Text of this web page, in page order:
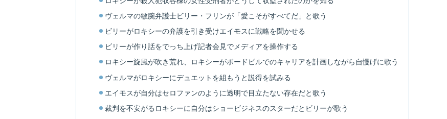
ヴェルマの敏腕弁護士ビリー・フリンが「愛こそがすべてだ」と歌う
ビリーがロキシーの弁護を引き受けエイモスに戦略を聞かせる
ビリーが作り話をでっち上げ記者会見でメディアを操作する
ロキシー旋風が吹き荒れ、ロキシーがボードビルでのキャリアを計画しながら自慢げに歌う
ヴェルマがロキシーにデュエットを組もうと説得を試みる
エイモスが自分はセロファンのように透明で目立たない存在だと歌う
裁判を不安がるロキシーに自分はショービジネスのスターだとビリーが歌う